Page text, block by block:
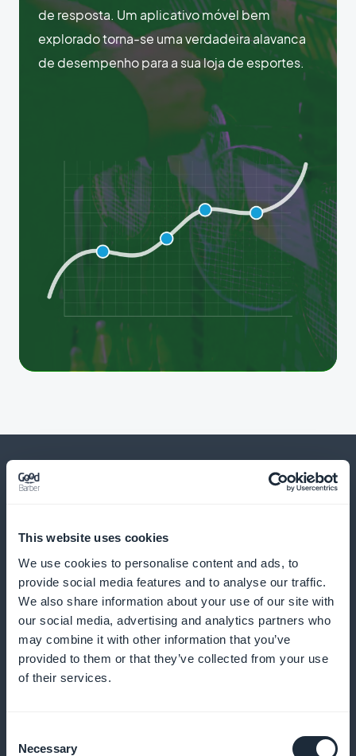
This website uses cookies
We use cookies to personalise content and ads, to
provide social media features and to analyse our traffic.
We also share information about your use of our site with
our social media, advertising and analytics partners who
may combine it with other information that you’ve
provided to them or that they’ve collected from your use
of their services.
Selection
Necessary
de resposta. Um aplicativo móvel bem
explorado torna-se uma verdadeira alavanca
de desempenho para a sua loja de esportes.
Pagamento expresso a partir da lista de
Permitir a compra direta sem passar pela ficha do